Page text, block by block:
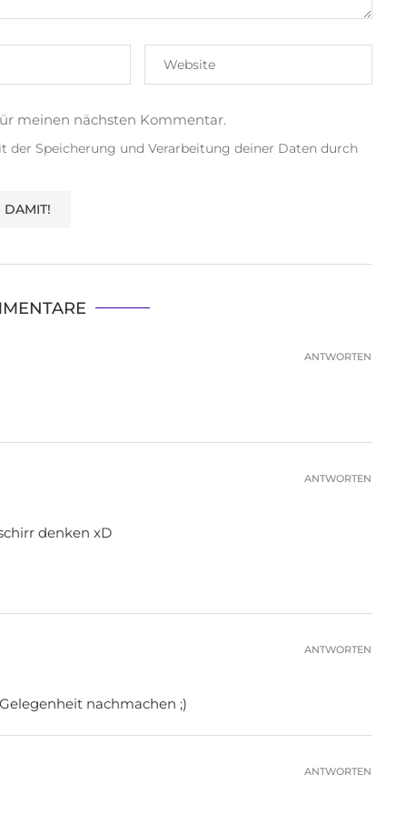
meinen nächsten Kommentar.
Speicherung und Verarbeitung deiner Daten durch
ANTWORTEN
denken xD
ANTWORTEN
nachmachen ;)
ANTWORTEN
ANTWORTEN